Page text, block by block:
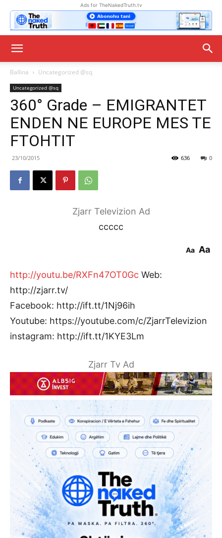
Ads for TheNakedTruth.tv
Ballina Uncategorized @sq
Uncategorized @sq
360° Grade – EMIGRANTET
ENDEN NE EUROPE MES TE
FTOHTIT
23/10/2015 0
636
Zjarr Televizion Ad
ccccc
Aa Aa
http://youtu.be/RXFn47OT0Gc Web:
http://zjarr.tv/
Facebook: http://ift.tt/1Nj96ih
Youtube: https://youtube.com/c/ZjarrTelevizion
instagram: http://ift.tt/1KYE3Lm
Zjarr Tv Ad